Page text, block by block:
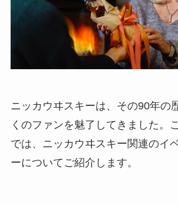
ニッカウヰスキーは、その90年の
くのファンを魅了してきました。
では、ニッカウヰスキー関連のイ
ーについてご紹介します。